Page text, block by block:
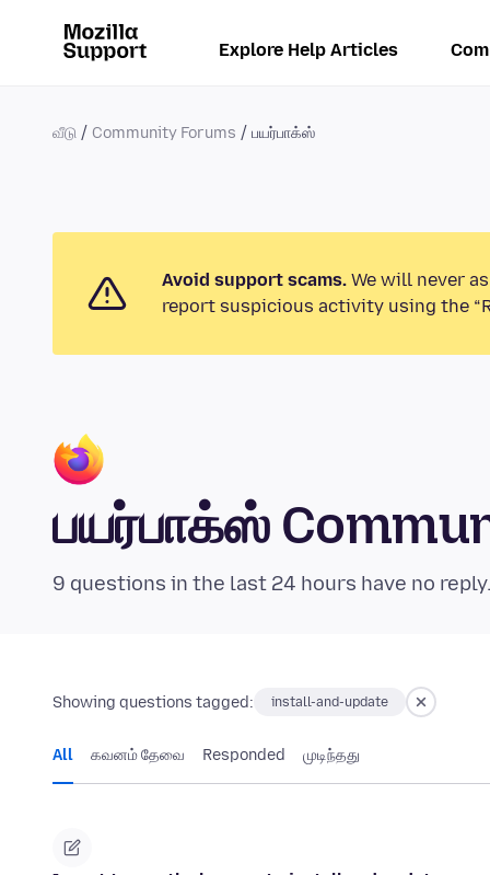
Explore Help Articles
வீடு Community Forums பயர்பாக்ஸ்
Avoid support scams. We will never
report suspicious activity using the
பயர்பாக்ஸ்
9 questions in the last 24 hours have no
Showing questions tagged: install-and-update
All கவனம் தேவை Responded முடிந்தது